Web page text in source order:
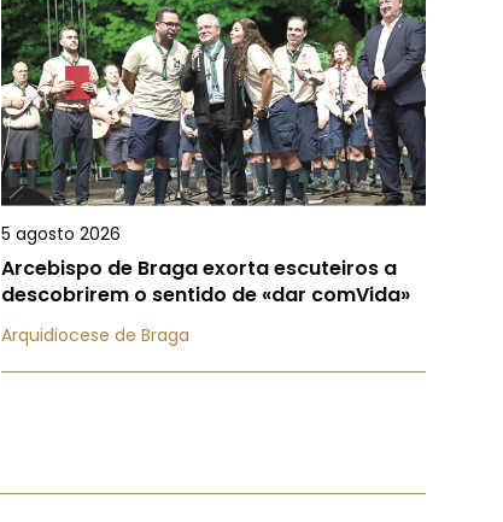
5 agosto 2026
Arcebispo de Braga exorta escuteiros a
descobrirem o sentido de «dar comVida»
Arquidiocese de Braga